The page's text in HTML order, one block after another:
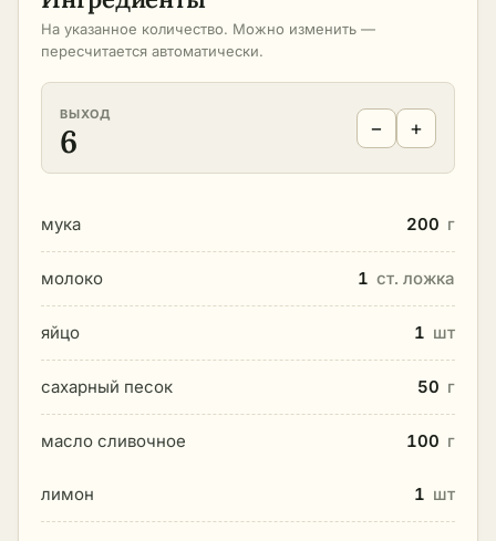
На указанное количество. Можно изменить —
пересчитается автоматически.
ВЫХОД
6 − +
мука 200 г
молоко 1 ст. ложка
яйцо 1 шт
сахарный песок 50 г
масло сливочное 100 г
лимон 1 шт